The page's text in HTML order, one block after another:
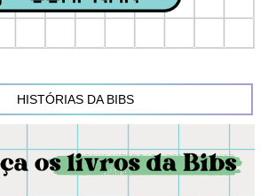
HISTÓRIAS DA BIBS